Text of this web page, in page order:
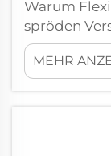
Warum
spröden
sind
thermische
unter
MEHR